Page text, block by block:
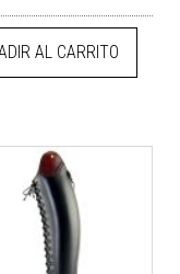
AL CARRITO